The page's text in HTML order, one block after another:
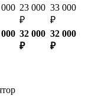
23 000
₽
33 000
₽
32 000
₽
32 000
₽